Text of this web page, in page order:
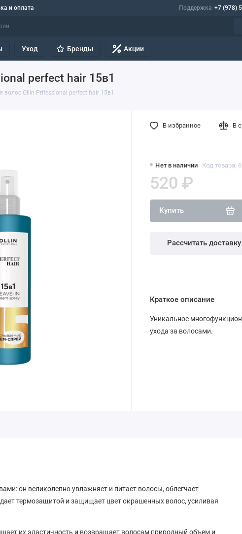
и оплата Поддержка +7 (978)
Уход Бренды Акции
perfect hair 15в1
волос Ollin Prifessional perfect hair 15в1
Нет в наличии Код товара:
520 ₽
Купить
Рассчитать доставку
В избранное В
Краткое описание
Уникальное
ухода за волосами.
он великолепно увлажняет и питает волосы, облегчает
термозащитой и защищает цвет окрашенных волос, усиливая
их эластичность и возвращает волосам природный объем и